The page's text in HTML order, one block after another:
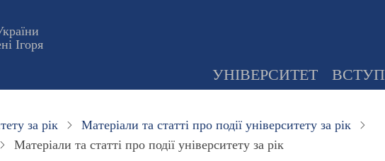
Ігоря
УНІВЕРСИТЕТ ВСТУП
за рік
Матеріали та статті про події університету за рік
Матеріали та статті про події університету за рік